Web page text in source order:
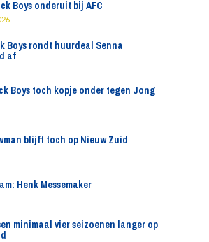
Boys onderuit bij AFC
Boys rondt huurdeal Senna
af
Boys toch kopje onder tegen Jong
blijft toch op Nieuw Zuid
Henk Messemaker
minimaal vier seizoenen langer op